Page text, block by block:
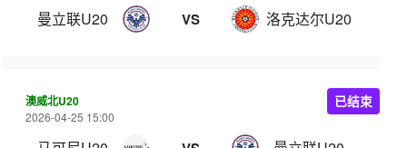
曼立联U20 VS 洛克达尔U20
澳威北U20
2026-04-25 15:00
已结束